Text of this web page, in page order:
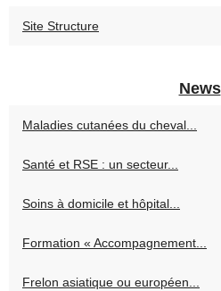
Site Structure
News
Maladies cutanées du cheval...
Santé et RSE : un secteur...
Soins à domicile et hôpital...
Formation « Accompagnement...
Frelon asiatique ou européen...